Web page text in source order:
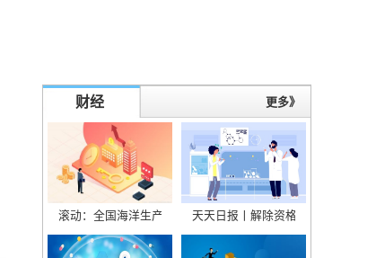
财经 更多》
滚动：全国海洋生产总值超9万亿元（新数据 新看点） 海上
天天日报丨解除资格！停止一切合